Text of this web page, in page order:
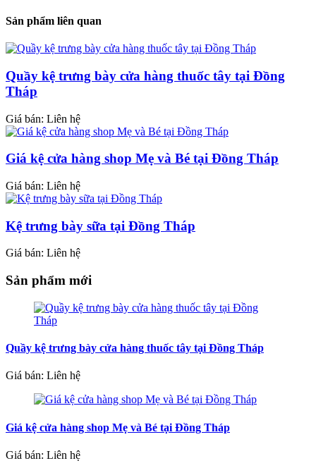
Sản phẩm liên quan
Quầy kệ trưng bày cửa hàng thuốc tây tại Đồng
Tháp
Giá bán: Liên hệ
Giá kệ cửa hàng shop Mẹ và Bé tại Đồng Tháp
Giá bán: Liên hệ
Kệ trưng bày sữa tại Đồng Tháp
Giá bán: Liên hệ
Sản phẩm mới
Quầy kệ trưng bày cửa hàng thuốc tây tại Đồng Tháp
Giá bán: Liên hệ
Giá kệ cửa hàng shop Mẹ và Bé tại Đồng Tháp
Giá bán: Liên hệ